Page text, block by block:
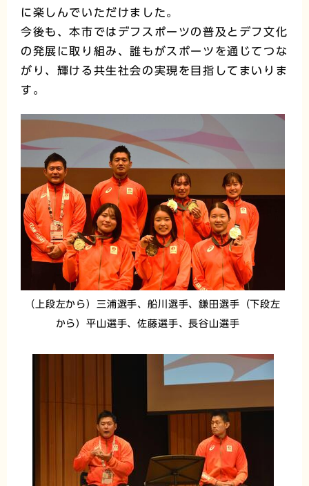
に楽しんでいただけました。
今後も、本市ではデフスポーツの普及とデフ文化
の発展に取り組み、誰もがスポーツを通じてつな
がり、輝ける共生社会の実現を目指してまいりま
す。
（上段左から）三浦選手、船川選手、鎌田選手（下段左
から）平山選手、佐藤選手、長谷山選手